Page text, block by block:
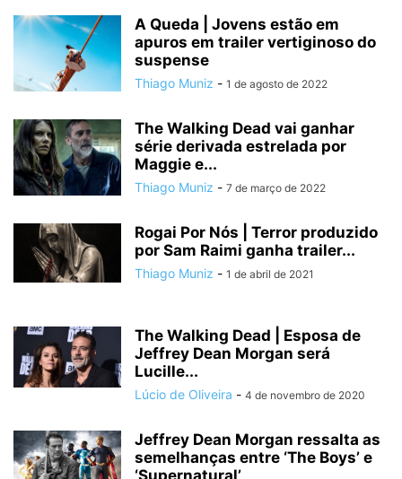
A Queda | Jovens estão em
apuros em trailer vertiginoso do
suspense
Thiago Muniz - 1 de agosto de 2022
The Walking Dead vai ganhar
série derivada estrelada por
Maggie e...
Thiago Muniz - 7 de março de 2022
Rogai Por Nós | Terror produzido
por Sam Raimi ganha trailer...
Thiago Muniz - 1 de abril de 2021
The Walking Dead | Esposa de
Jeffrey Dean Morgan será
Lucille...
Lúcio de Oliveira - 4 de novembro de 2020
Jeffrey Dean Morgan ressalta as
semelhanças entre ‘The Boys’ e
‘Supernatural’